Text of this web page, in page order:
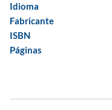
Idioma
Fabricante
ISBN
Páginas